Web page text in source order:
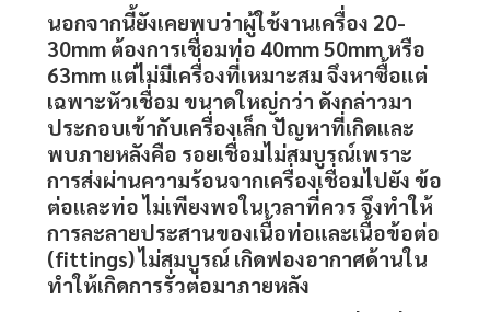
นอกจากนี้ยังเคยพบว่าผู้ใช้งานเครื่อง 20-
30mm ต้องการเชื่อมท่อ 40mm 50mm หรือ
63mm แต่ไม่มีเครื่องที่เหมาะสม จึงหาซื้อแต่
เฉพาะหัวเชื่อม ขนาดใหญ่กว่า ดังกล่าวมา
ประกอบเข้ากับเครื่องเล็ก ปัญหาที่เกิดและ
พบภายหลังคือ รอยเชื่อมไม่สมบูรณ์เพราะ
การส่งผ่านความร้อนจากเครื่องเชื่อมไปยัง ข้อ
ต่อและท่อ ไม่เพียงพอในเวลาที่ควร จึงทำให้
การละลายประสานของเนื้อท่อและเนื้อข้อต่อ
(fittings) ไม่สมบูรณ์ เกิดฟองอากาศด้านใน
ทำให้เกิดการรั่วต่อมาภายหลัง